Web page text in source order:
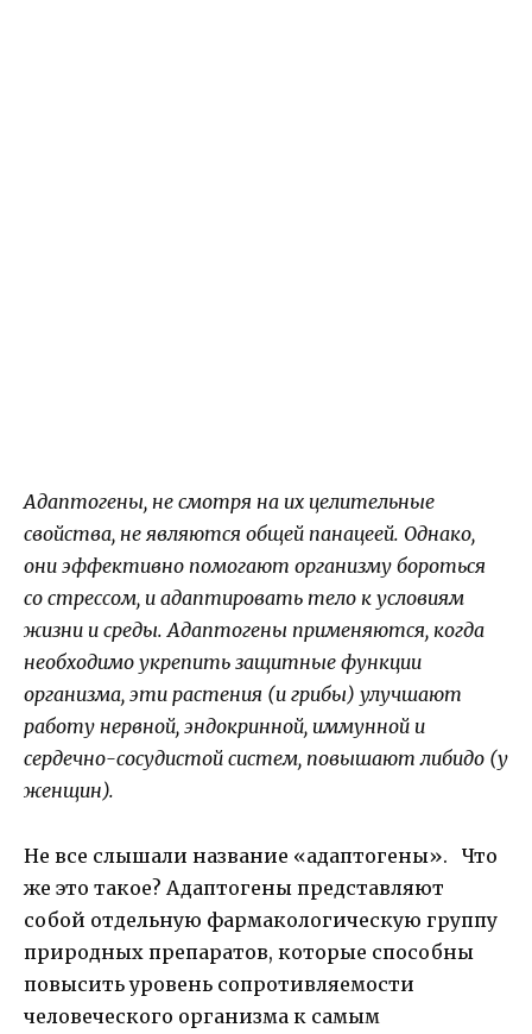
Адаптогены, не смотря на их целительные
свойства, не являются общей панацеей. Однако,
они эффективно помогают организму бороться
со стрессом, и адаптировать тело к условиям
жизни и среды. Адаптогены применяются, когда
необходимо укрепить защитные функции
организма, эти растения (и грибы) улучшают
работу нервной, эндокринной, иммунной и
сердечно-сосудистой систем, повышают либидо (у
женщин).
Не все слышали название «адаптогены». Что
же это такое? Адаптогены представляют
собой отдельную фармакологическую группу
природных препаратов, которые способны
повысить уровень сопротивляемости
человеческого организма к самым